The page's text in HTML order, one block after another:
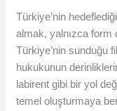
Türkiye’nin
almak, yalnızca form
Türkiye’nin sunduğu
hukukunun
labirent gibi bir yol
temel oluşturmaya